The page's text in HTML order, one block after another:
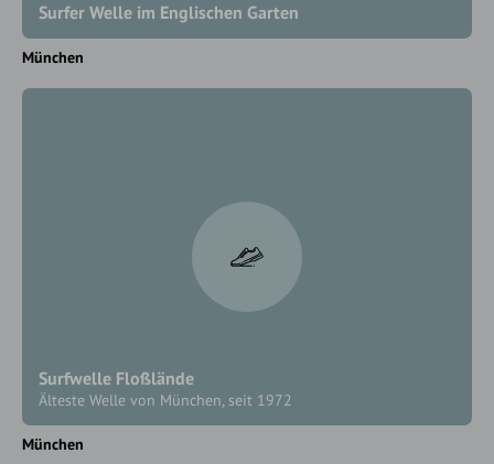
Surfer Welle im Englischen Garten
München
Surfwelle Floßlände
Älteste Welle von München, seit 1972
München